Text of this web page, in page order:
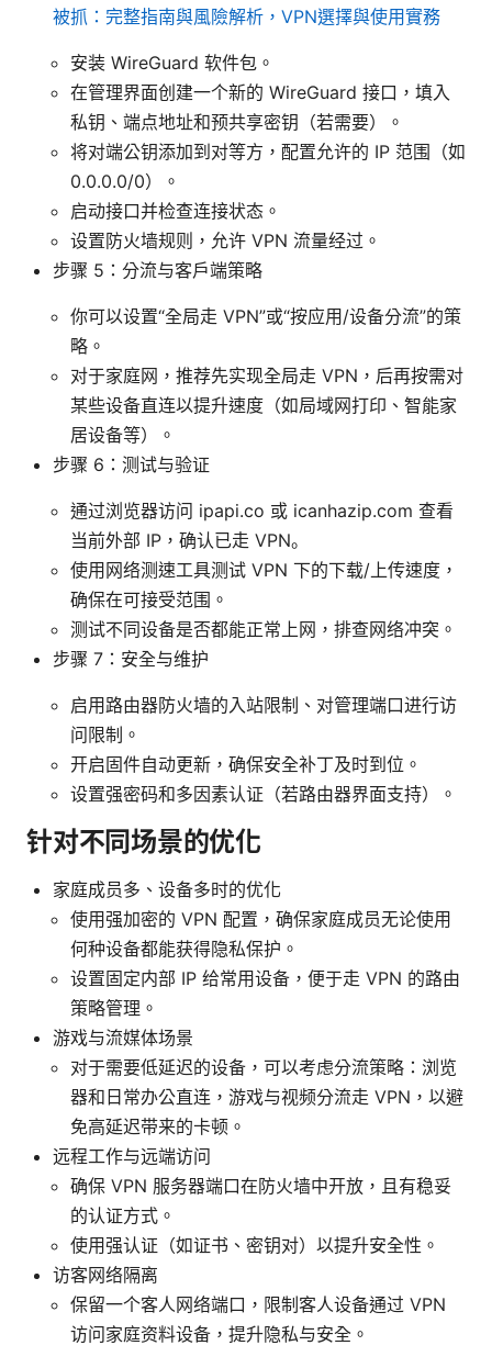
被抓：完整指南與風險解析，VPN選擇與使用實務
安装 WireGuard 软件包。
在管理界面创建一个新的 WireGuard 接口，填入
私钥、端点地址和预共享密钥（若需要）。
将对端公钥添加到对等方，配置允许的 IP 范围（如
0.0.0.0/0）。
启动接口并检查连接状态。
设置防火墙规则，允许 VPN 流量经过。
步骤 5：分流与客户端策略
你可以设置“全局走 VPN”或“按应用/设备分流”的策
略。
对于家庭网，推荐先实现全局走 VPN，后再按需对
某些设备直连以提升速度（如局域网打印、智能家
居设备等）。
步骤 6：测试与验证
通过浏览器访问 ipapi.co 或 icanhazip.com 查看
当前外部 IP，确认已走 VPN。
使用网络测速工具测试 VPN 下的下载/上传速度，
确保在可接受范围。
测试不同设备是否都能正常上网，排查网络冲突。
步骤 7：安全与维护
启用路由器防火墙的入站限制、对管理端口进行访
问限制。
开启固件自动更新，确保安全补丁及时到位。
设置强密码和多因素认证（若路由器界面支持）。
针对不同场景的优化
家庭成员多、设备多时的优化
使用强加密的 VPN 配置，确保家庭成员无论使用
何种设备都能获得隐私保护。
设置固定内部 IP 给常用设备，便于走 VPN 的路由
策略管理。
游戏与流媒体场景
对于需要低延迟的设备，可以考虑分流策略：浏览
器和日常办公直连，游戏与视频分流走 VPN，以避
免高延迟带来的卡顿。
远程工作与远端访问
确保 VPN 服务器端口在防火墙中开放，且有稳妥
的认证方式。
使用强认证（如证书、密钥对）以提升安全性。
访客网络隔离
保留一个客人网络端口，限制客人设备通过 VPN
访问家庭资料设备，提升隐私与安全。